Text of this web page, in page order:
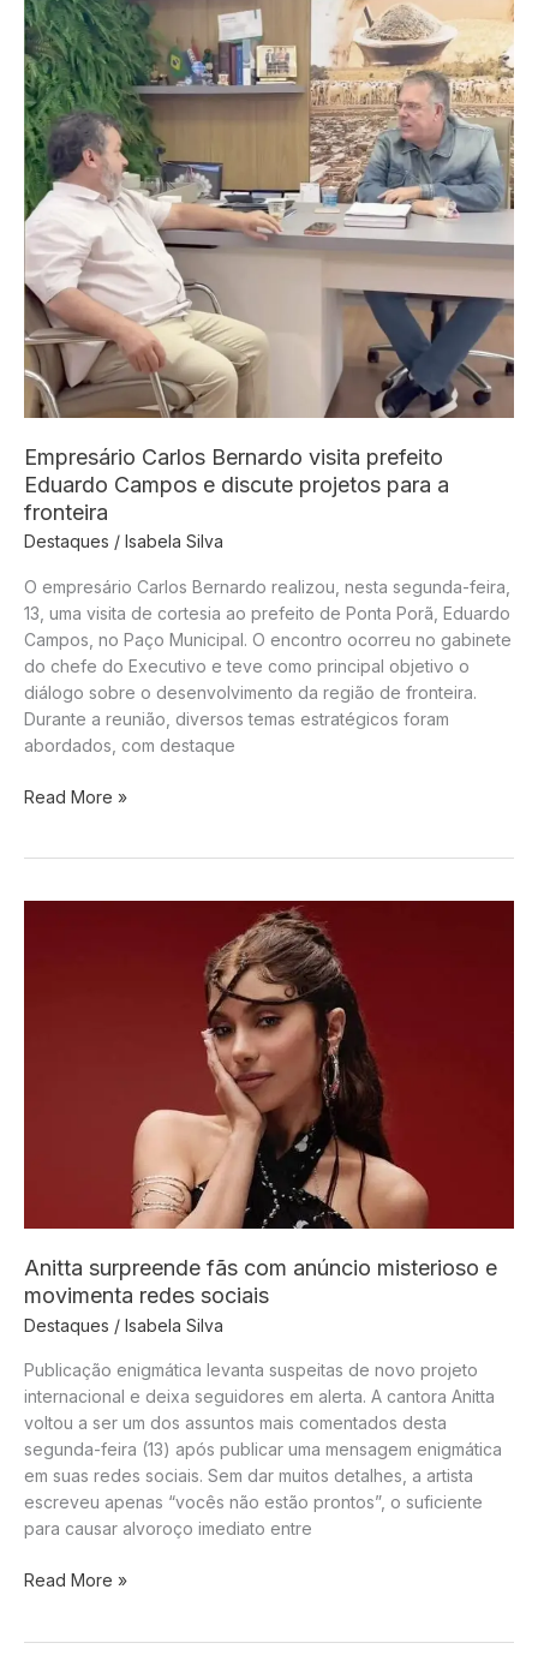
calcário
de
alta
pureza
e
laudo
técnico
completo
Bodoquena
(MS)
Empresário Carlos Bernardo visita prefeito
Eduardo Campos e discute projetos para a
fronteira
Destaques / Isabela Silva
O empresário Carlos Bernardo realizou, nesta segunda-feira,
13, uma visita de cortesia ao prefeito de Ponta Porã, Eduardo
Campos, no Paço Municipal. O encontro ocorreu no gabinete
do chefe do Executivo e teve como principal objetivo o
diálogo sobre o desenvolvimento da região de fronteira.
Durante a reunião, diversos temas estratégicos foram
abordados, com destaque
Empresário
prefeito
Read More »
Anitta surpreende fãs com anúncio misterioso e
movimenta redes sociais
Destaques / Isabela Silva
Publicação enigmática levanta suspeitas de novo projeto
internacional e deixa seguidores em alerta. A cantora Anitta
voltou a ser um dos assuntos mais comentados desta
segunda-feira (13) após publicar uma mensagem enigmática
em suas redes sociais. Sem dar muitos detalhes, a artista
escreveu apenas “vocês não estão prontos”, o suficiente
para causar alvoroço imediato entre
Anitta
Read More »